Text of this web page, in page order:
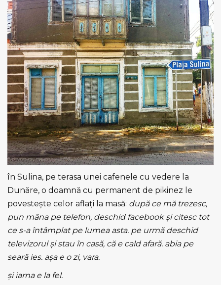
în Sulina, pe terasa unei cafenele cu vedere la
Dunăre, o doamnă cu permanent de pikinez le
povesteşte celor aflați la masă: după ce mă trezesc,
pun mâna pe telefon, deschid facebook şi citesc tot
ce s-a întâmplat pe lumea asta. pe urmă deschid
televizorul şi stau în casă, că e cald afară. abia pe
seară ies. aşa e o zi, vara.
şi iarna e la fel.